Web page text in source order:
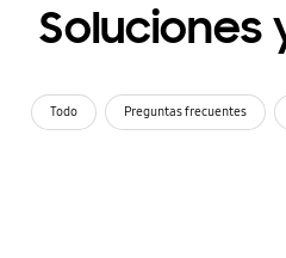
Soluciones
Todo Preguntas frecuentes